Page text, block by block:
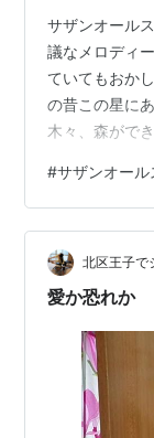
サザンオール
議なメロディ
ていてもおか
の昔この星に
木々、森がで
は、空もまた
星々がある。
う。 太古の地
れない。 そこ
が、植物が草
#サザンオール
北区王子で
愛か恐れか